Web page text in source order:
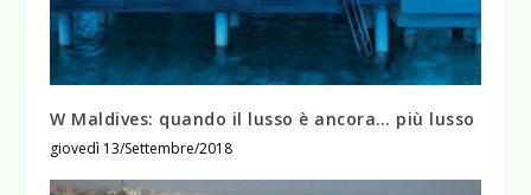
W Maldives: quando il lusso è ancora… più lusso
giovedì 13/Settembre/2018